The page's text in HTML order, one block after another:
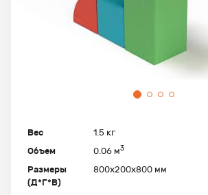
Вес
1.5 кг
Объем
0.06 м3
Размеры
(Д*Г*В)
800х200х800 мм